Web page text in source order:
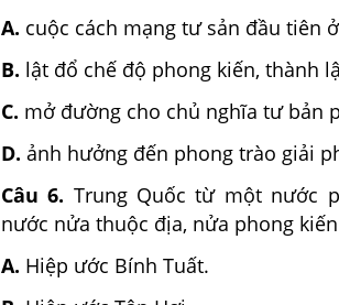
A. cuộc cách mạng tư sản đầu tiên
B. lật đổ chế độ phong kiến, thành
C. mở đường cho chủ nghĩa tư bản
D. ảnh hưởng đến phong trào giải
Câu 6. Trung Quốc từ một nước
nước nửa thuộc địa, nửa phong
A. Hiệp ước Bính Tuất.